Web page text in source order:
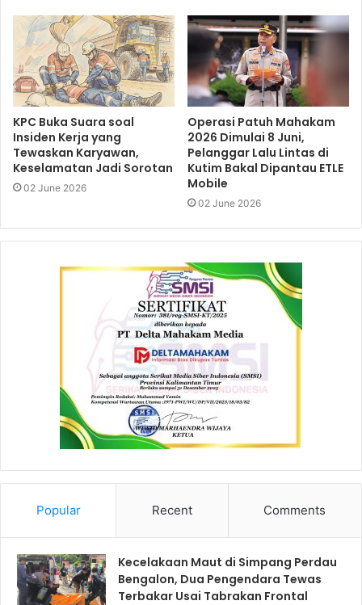
KPC Buka Suara soal
Insiden Kerja yang
Tewaskan Karyawan,
Keselamatan Jadi Sorotan
02 June 2026
Operasi Patuh Mahakam
2026 Dimulai 8 Juni,
Pelanggar Lalu Lintas di
Kutim Bakal Dipantau ETLE
Mobile
02 June 2026
Popular Recent Comments
Kecelakaan Maut di Simpang Perdau
Bengalon, Dua Pengendara Tewas
Terbakar Usai Tabrakan Frontal